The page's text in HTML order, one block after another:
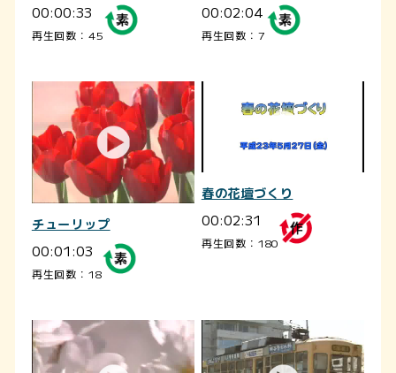
00:00:33
再生回数：45
00:02:04
再生回数：7
チューリップ
00:01:03
再生回数：18
春の花壇づくり
00:02:31
再生回数：180